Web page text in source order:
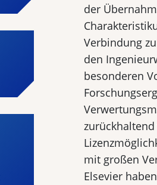
der
Verbindung
den
besonderen
mit großen
Elsevier